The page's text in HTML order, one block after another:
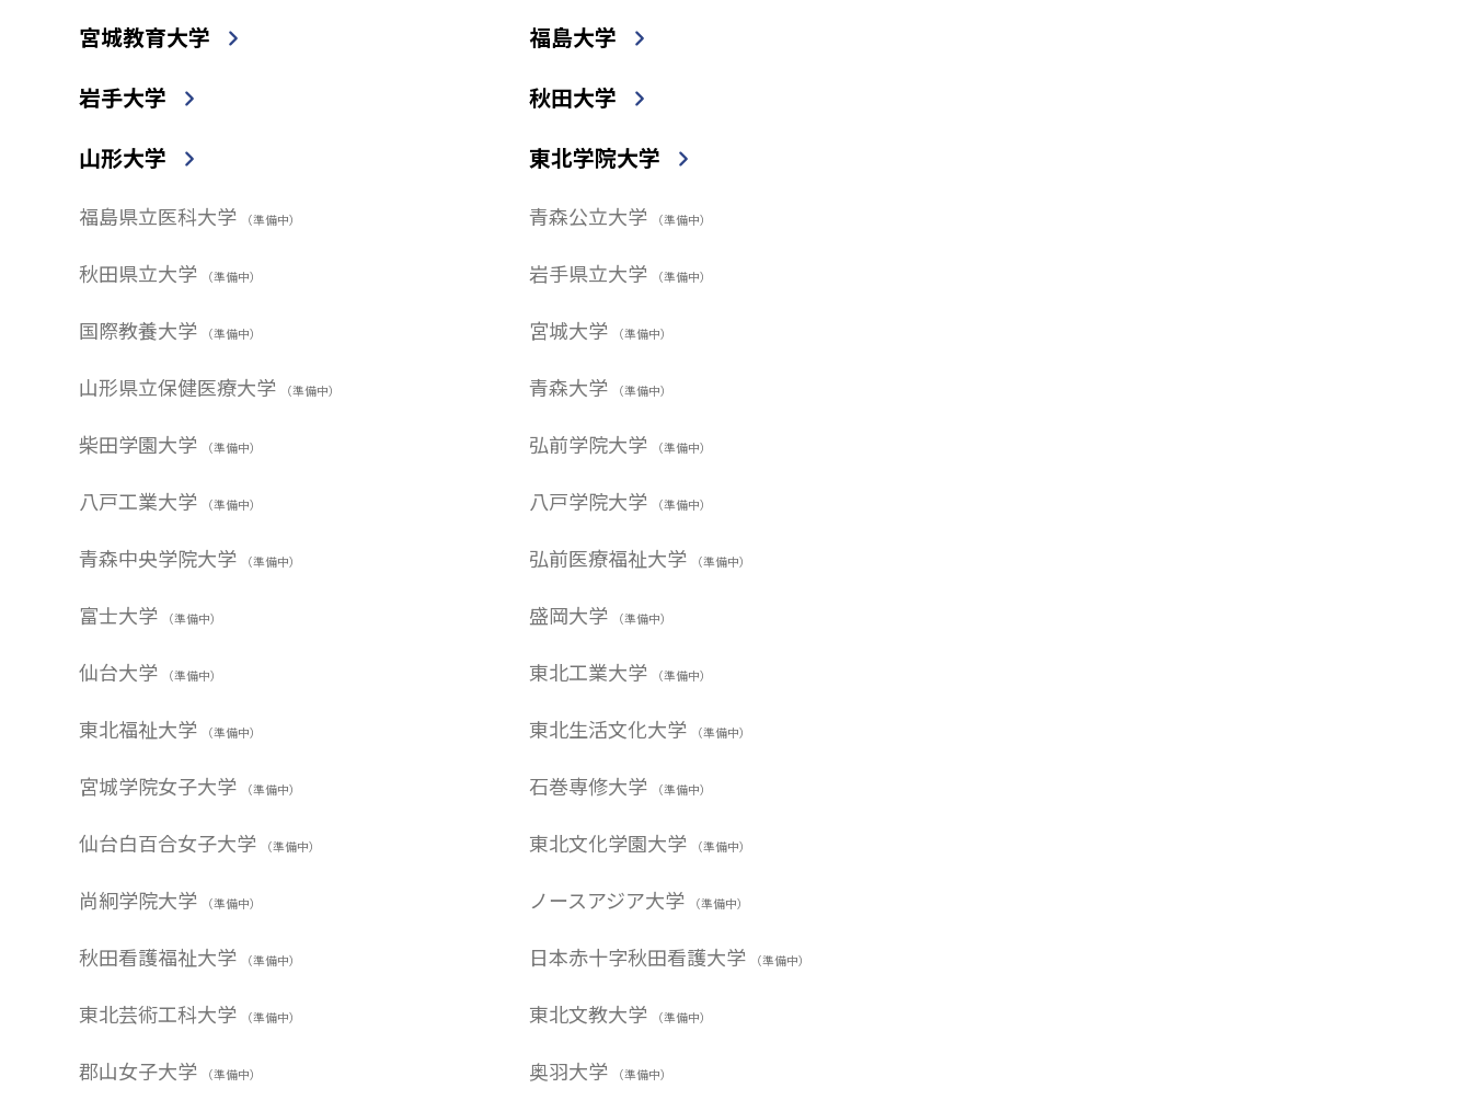
宮城教育大学
福島大学
岩手大学
秋田大学
山形大学
東北学院大学
福島県立医科大学 （準備中） 青森公立大学 （準備中）
秋田県立大学 （準備中） 岩手県立大学 （準備中）
国際教養大学 （準備中） 宮城大学 （準備中）
山形県立保健医療大学 （準備中） 青森大学 （準備中）
柴田学園大学 （準備中） 弘前学院大学 （準備中）
八戸工業大学 （準備中） 八戸学院大学 （準備中）
青森中央学院大学 （準備中） 弘前医療福祉大学 （準備中）
富士大学 （準備中） 盛岡大学 （準備中）
仙台大学 （準備中） 東北工業大学 （準備中）
東北福祉大学 （準備中） 東北生活文化大学 （準備中）
宮城学院女子大学 （準備中） 石巻専修大学 （準備中）
仙台白百合女子大学 （準備中） 東北文化学園大学 （準備中）
尚絅学院大学 （準備中） ノースアジア大学 （準備中）
秋田看護福祉大学 （準備中） 日本赤十字秋田看護大学 （準備中）
東北芸術工科大学 （準備中） 東北文教大学 （準備中）
郡山女子大学 （準備中） 奥羽大学 （準備中）